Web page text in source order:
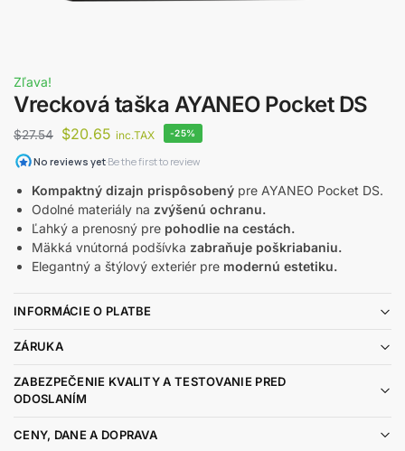
Zľava!
Vrecková taška AYANEO Pocket DS
$27.54 $20.65 inc.TAX -25%
Kompaktný dizajn prispôsobený pre AYANEO Pocket DS.
Odolné materiály na zvýšenú ochranu.
Ľahký a prenosný pre pohodlie na cestách.
Mäkká vnútorná podšívka zabraňuje poškriabaniu.
Elegantný a štýlový exteriér pre modernú estetiku.
INFORMÁCIE O PLATBE
ZÁRUKA
ZABEZPEČENIE KVALITY A TESTOVANIE PRED
ODOSLANÍM
CENY, DANE A DOPRAVA